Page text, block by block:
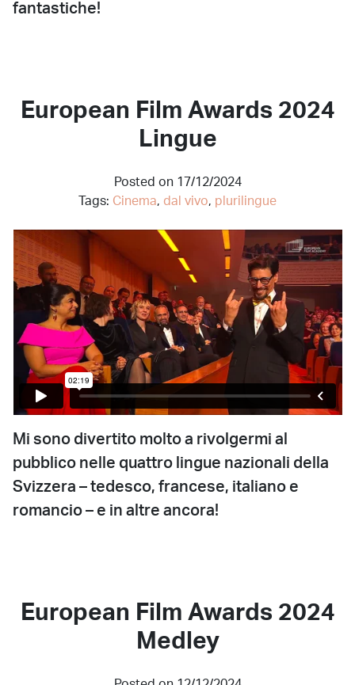
fantastiche!
European Film Awards 2024
Lingue
Posted on 17/12/2024
Tags: Cinema, dal vivo, plurilingue
Mi sono divertito molto a rivolgermi al
pubblico nelle quattro lingue nazionali della
Svizzera – tedesco, francese, italiano e
romancio – e in altre ancora!
European Film Awards 2024
Medley